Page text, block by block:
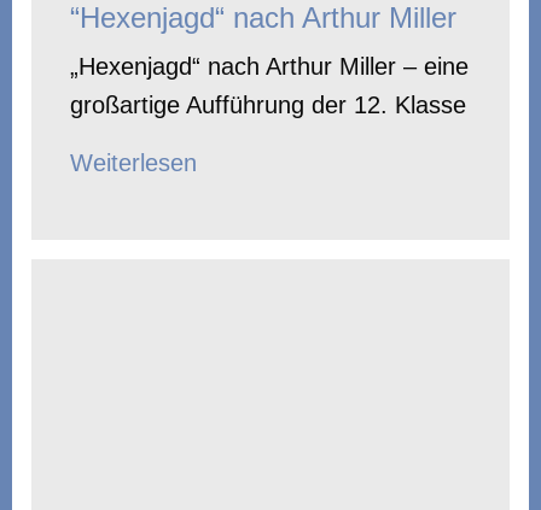
“Hexenjagd“ nach Arthur Miller
„Hexenjagd“ nach Arthur Miller – eine
großartige Aufführung der 12. Klasse
Weiterlesen